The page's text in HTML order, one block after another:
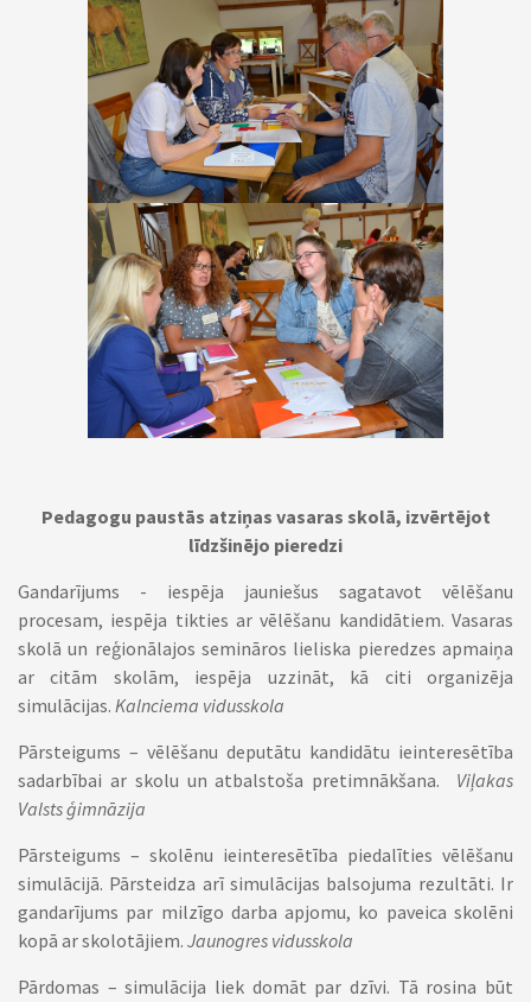
Pedagogu paustās atziņas vasaras skolā, izvērtējot
līdzšinējo pieredzi
Gandarījums - iespēja jauniešus sagatavot vēlēšanu
procesam, iespēja tikties ar vēlēšanu kandidātiem. Vasaras
skolā un reģionālajos semināros lieliska pieredzes apmaiņa
ar citām skolām, iespēja uzzināt, kā citi organizēja
simulācijas. Kalnciema vidusskola
Pārsteigums – vēlēšanu deputātu kandidātu ieinteresētība
sadarbībai ar skolu un atbalstoša pretimnākšana. Viļakas
Valsts ģimnāzija
Pārsteigums – skolēnu ieinteresētība piedalīties vēlēšanu
simulācijā. Pārsteidza arī simulācijas balsojuma rezultāti. Ir
gandarījums par milzīgo darba apjomu, ko paveica skolēni
kopā ar skolotājiem. Jaunogres vidusskola
Pārdomas – simulācija liek domāt par dzīvi. Tā rosina būt